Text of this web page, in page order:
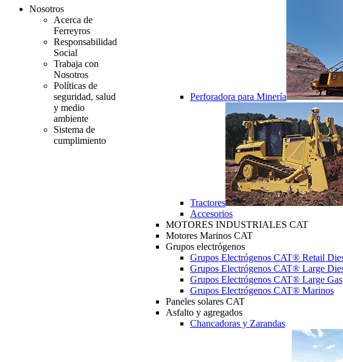
Nosotros
Acerca de
Ferreyros
Responsabilidad
Social
Trabaja con
Nosotros
Políticas de
seguridad, salud
y medio
ambiente
Sistema de
cumplimiento
Perforadora para Minería
Tractores
Accesorios
MOTORES INDUSTRIALES CAT
Motores Marinos CAT
Grupos electrógenos
Grupos Electrógenos CAT® Retail
Grupos Electrógenos CAT® Large
Grupos Electrógenos CAT® Large Gas
Grupos Electrógenos CAT® Marinos
Paneles solares CAT
Asfalto y agregados
Chancadoras y Zarandas